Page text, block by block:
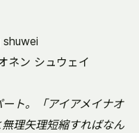
ネン シュウェイ
ト。「アイアメイナオ
理矢理短縮すればなん